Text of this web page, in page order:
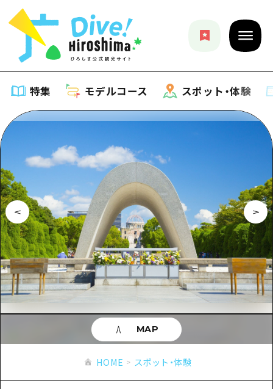
特集 モデルコース スポット・体験
特集
特集一覧
おすすめ
アート
イベント・祭り
グルメ・酒
サイクリング
ショッピング
スポーツ
ナイトライフ
モデルコース
モデルコース一覧
Dive! Hiroshima 公式ガイド
広島もしもトラベル
あたらしい非日常
広島市周辺
安芸
備北
スポット・体験
スポット・体験一覧
広島市周辺
安芸
備後
備北
芸北
イベント
旬情報
お役立ち情報
お役立ち情報一覧
アクセス
HOME スポット・体験
MAP